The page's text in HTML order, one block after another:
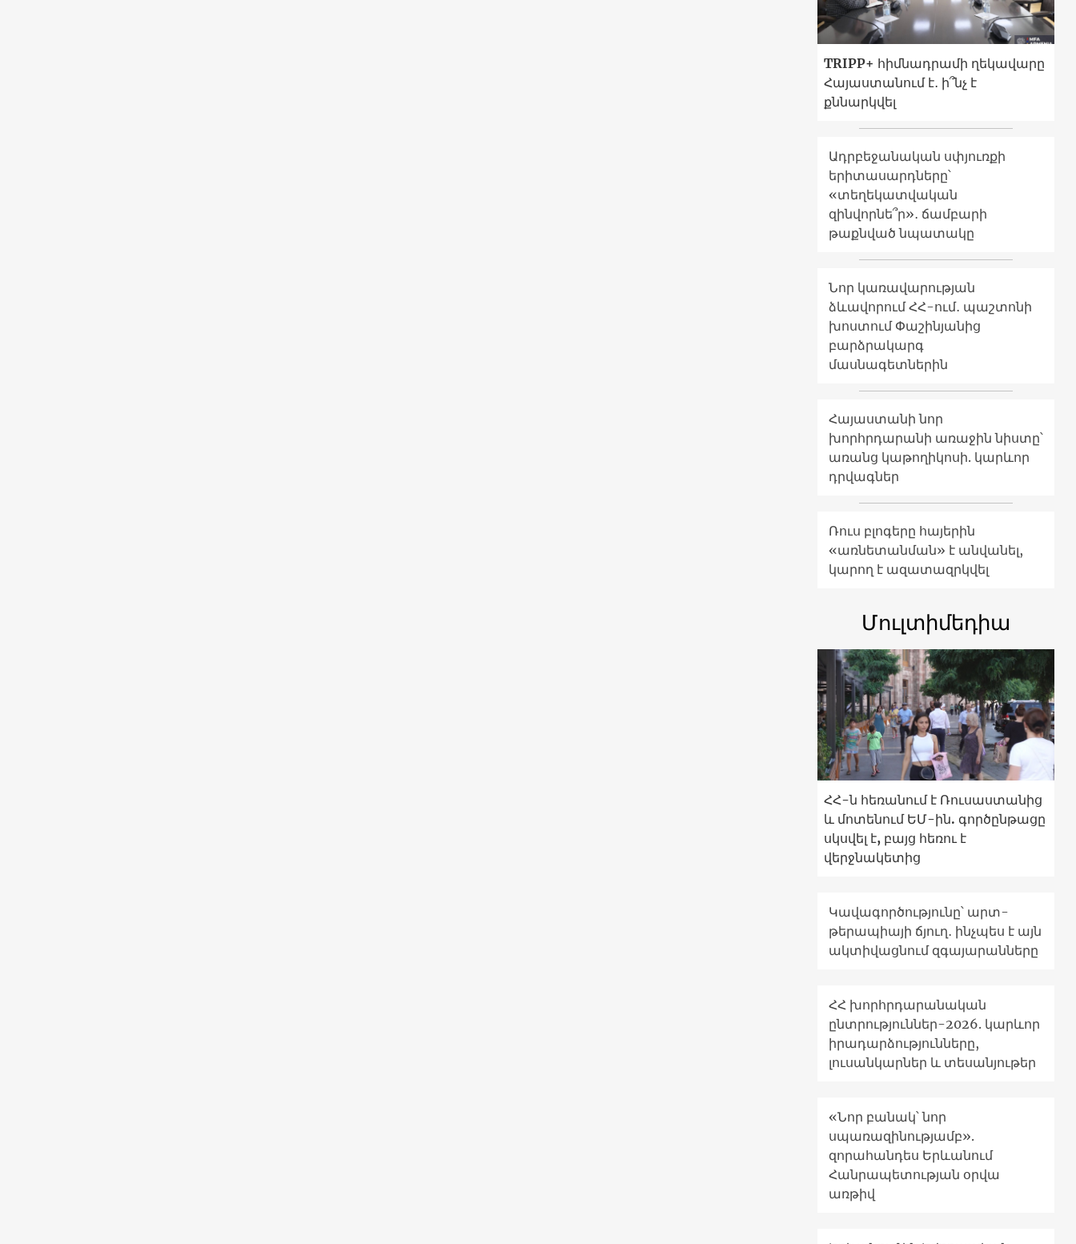
TRIPP+ հիմնադրամի ղեկավարը
Հայաստանում է․ ի՞նչ է
քննարկվել
Ադրբեջանական սփյուռքի
երիտասարդները՝
«տեղեկատվական
զինվորնե՞ր»․ ճամբարի
թաքնված նպատակը
Նոր կառավարության
ձևավորում ՀՀ-ում․ պաշտոնի
խոստում Փաշինյանից
բարձրակարգ
մասնագետներին
Հայաստանի նոր
խորհրդարանի առաջին նիստը՝
առանց կաթողիկոսի. կարևոր
դրվագներ
Ռուս բլոգերը հայերին
«առնետանման» է անվանել,
կարող է ազատազրկվել
Մուլտիմեդիա
ՀՀ-ն հեռանում է Ռուսաստանից
և մոտենում ԵՄ-ին. գործընթացը
սկսվել է, բայց հեռու է
վերջնակետից
Կավագործությունը՝ արտ-
թերապիայի ճյուղ․ ինչպես է այն
ակտիվացնում զգայարանները
ՀՀ խորհրդարանական
ընտրություններ-2026. կարևոր
իրադարձությունները,
լուսանկարներ և տեսանյութեր
«Նոր բանակ՝ նոր
սպառազինությամբ».
զորահանդես Երևանում
Հանրապետության օրվա
առթիվ